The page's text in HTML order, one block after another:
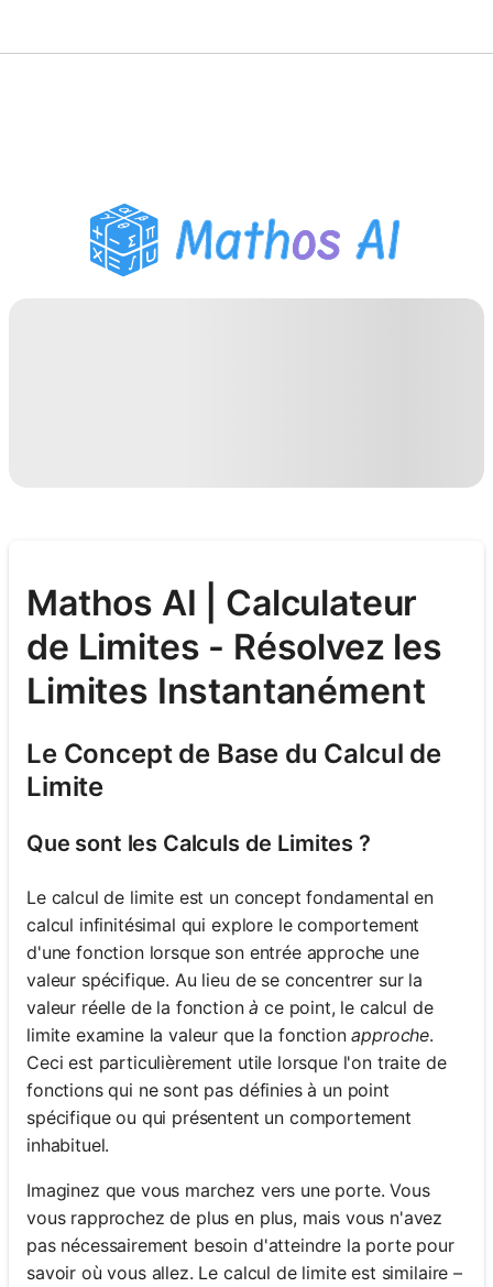
Assistant Devoirs PDF
Outils d'étude
Mathos AI | Calculateur
de Limites - Résolvez les
Limites Instantanément
Le Concept de Base du Calcul de
Limite
Que sont les Calculs de Limites ?
Le calcul de limite est un concept fondamental en
calcul infinitésimal qui explore le comportement
d'une fonction lorsque son entrée approche une
valeur spécifique. Au lieu de se concentrer sur la
valeur réelle de la fonctionà ce point, le calcul de
limite examine la valeur que la fonctionapproche.
Ceci est particulièrement utile lorsque l'on traite de
fonctions qui ne sont pas définies à un point
spécifique ou qui présentent un comportement
inhabituel.
Imaginez que vous marchez vers une porte. Vous
vous rapprochez de plus en plus, mais vous n'avez
pas nécessairement besoin d'atteindre la porte pour
savoir où vous allez. Le calcul de limite est similaire –